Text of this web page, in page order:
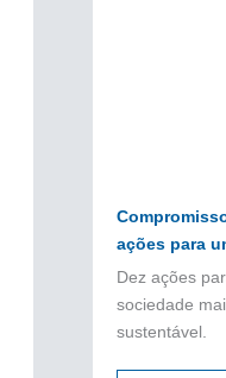
ações para
Dez ações
sociedade
sustentável.